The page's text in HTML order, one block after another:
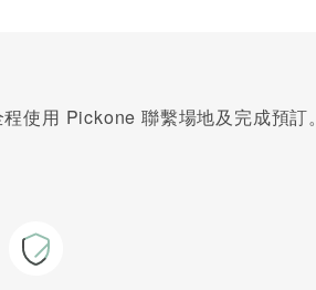
使用 Pickone 聯繫場地及完成預訂。